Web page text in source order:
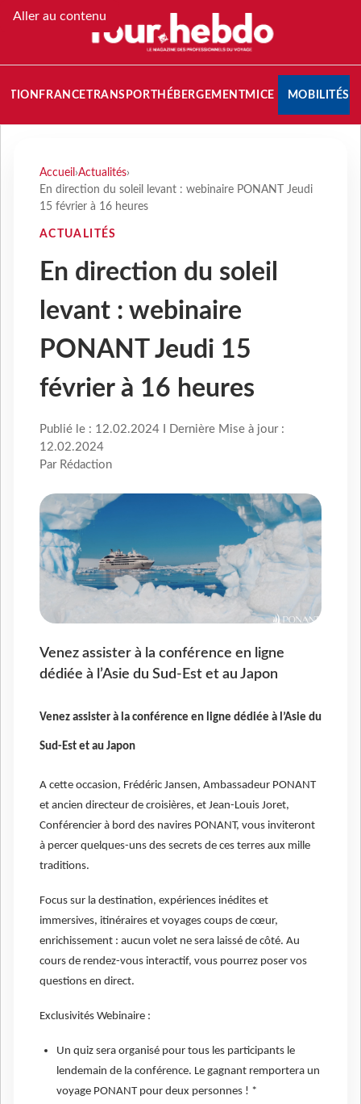
Aller au contenu
FRANCETRANSPORT HÉBERGEMENTMICE MOBILITÉS
Accueil ›Actualités›
En direction du soleil levant : webinaire PONANT Jeudi
15 février à 16 heures
ACTUALITÉS
En direction du soleil
levant : webinaire
PONANT Jeudi 15
février à 16 heures
Publié le : 12.02.2024 I Dernière Mise à jour :
12.02.2024
Par Rédaction
Venez assister à la conférence en ligne
dédiée à l’Asie du Sud-Est et au Japon
Venez assister à la conférence en ligne dédiée à l’Asie du
Sud-Est et au Japon
A cette occasion, Frédéric Jansen, Ambassadeur PONANT
et ancien directeur de croisières, et Jean-Louis Joret,
Conférencier à bord des navires PONANT, vous inviteront
à percer quelques-uns des secrets de ces terres aux mille
traditions.
Focus sur la destination, expériences inédites et
immersives, itinéraires et voyages coups de cœur,
enrichissement : aucun volet ne sera laissé de côté. Au
cours de rendez-vous interactif, vous pourrez poser vos
questions en direct.
Exclusivités Webinaire :
Un quiz sera organisé pour tous les participants le
lendemain de la conférence. Le gagnant remportera un
voyage PONANT pour deux personnes ! *